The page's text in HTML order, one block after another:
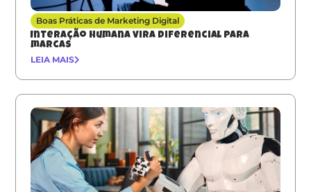
Boas Práticas de Marketing Digital
Interação humana vira diferencial para
marcas
LEIA MAIS